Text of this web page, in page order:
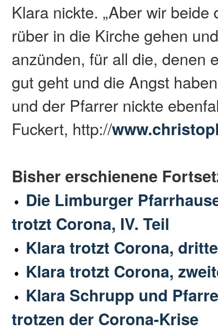
Klara nickte. „Aber wir beide
rüber in die Kirche gehen
anzünden, für all die, denen
gut geht und die Angst
und der Pfarrer nickte
Fuckert, http://
Bisher erschienene
Die Limburger
trotzt Corona, IV. Teil
Klara trotzt Corona,
Klara trotzt Corona,
Klara Schrupp und
trotzen der Corona-Krise